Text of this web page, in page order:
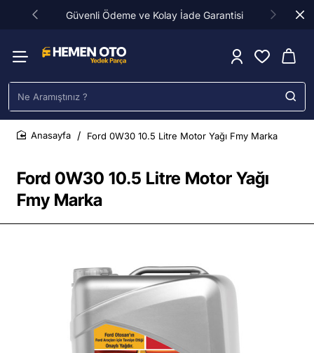
Güvenli Ödeme ve Kolay İade Garantisi
Ne
Aramıştınız
Ford 0W30 10.5 Litre Motor Yağı
Fmy Marka
Ford 0W30 10.5 Litre Motor Yağı Fmy Marka